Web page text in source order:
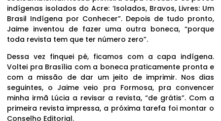
indígenas isolados do Acre: ‘Isolados, Bravos, Livres: Um
Brasil Indígena por Conhecer”. Depois de tudo pronto,
Jaime inventou de fazer uma outra boneca, “porque
toda revista tem que ter número zero”.
Dessa vez finquei pé, ficamos com a capa indígena.
Voltei pra Brasília com a boneca praticamente pronta e
com a missão de dar um jeito de imprimir. Nos dias
seguintes, o Jaime veio pra Formosa, pra convencer
minha irmã Lúcia a revisar a revista, “de grátis”. Com a
primeira revista impressa, a próxima tarefa foi montar o
Conselho Editorial.